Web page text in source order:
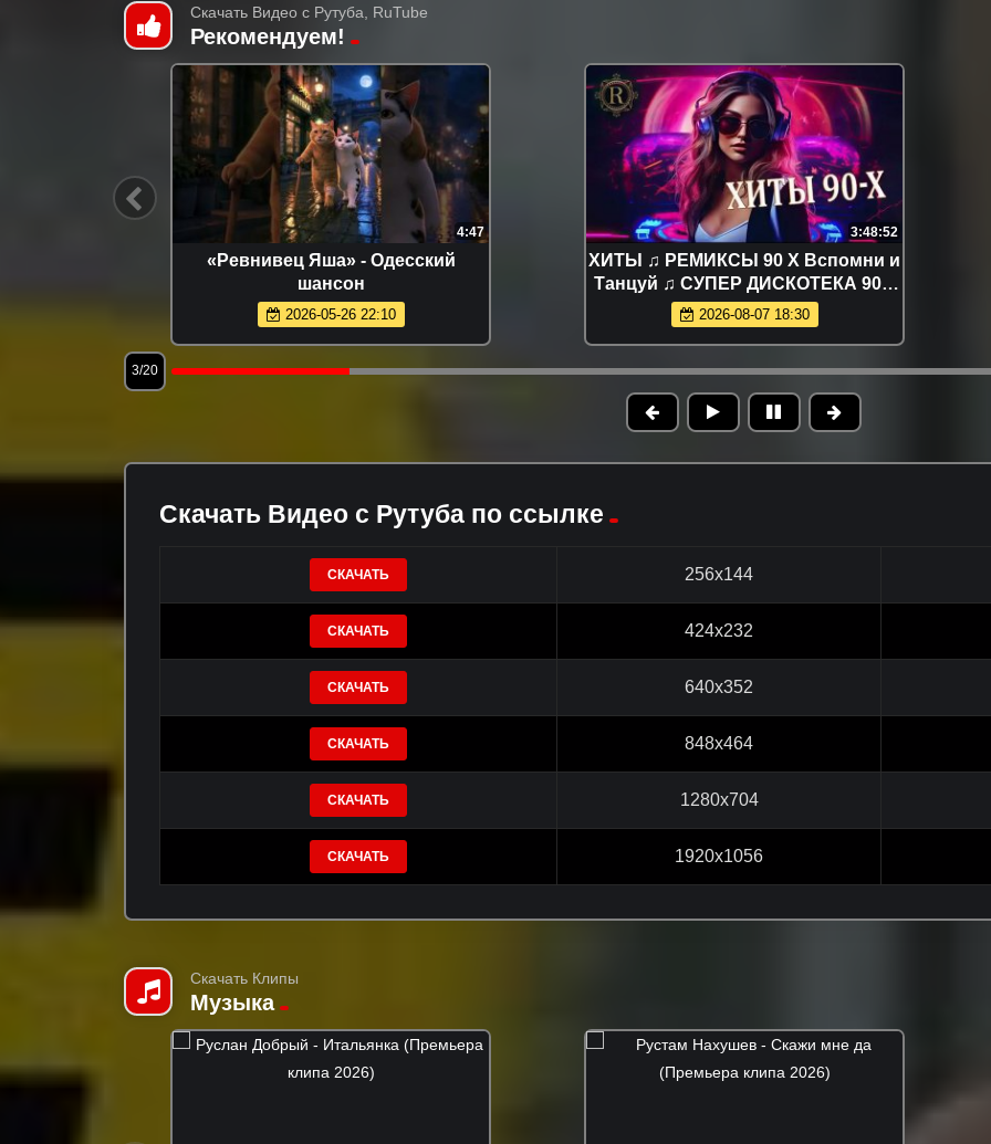
Скачать Видео с Рутуба, RuTube
Рекомендуем!
4:47
«Ревнивец Яша» - Одесский
шансон
2026-05-26 22:10
3:48:52
ХИТЫ ♫ РЕМИКСЫ 90 Х Вспомни и
Танцуй ♫ СУПЕР ДИСКОТЕКА 90 х
Легендарные Ретро Ремиксы 90-х
и 2000-х
2026-08-07 18:30
3/20
Скачать Видео с Рутуба по ссылке
СКАЧАТЬ 256x144
СКАЧАТЬ 424x232
СКАЧАТЬ 640x352
СКАЧАТЬ 848x464
СКАЧАТЬ 1280x704
СКАЧАТЬ 1920x1056
Скачать Клипы
Музыка